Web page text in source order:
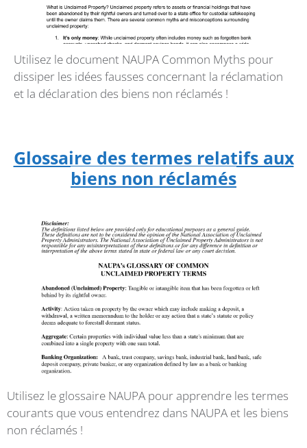
Utilisez le document NAUPA Common Myths pour
dissiper les idées fausses concernant la réclamation
et la déclaration des biens non réclamés !
Glossaire des termes relatifs aux
biens non réclamés
Utilisez le glossaire NAUPA pour apprendre les termes
courants que vous entendrez dans NAUPA et les biens
non réclamés !